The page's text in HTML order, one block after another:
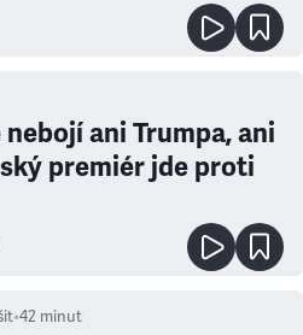
nebojí ani Trumpa, ani
premiér jde proti
•42 minut